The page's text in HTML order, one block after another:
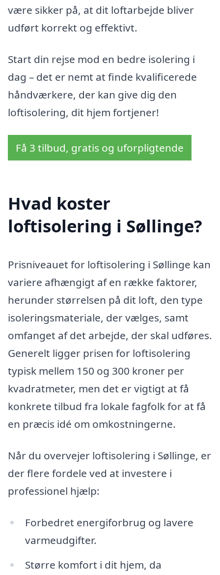
være sikker på, at dit loftarbejde bliver
udført korrekt og effektivt.
Start din rejse mod en bedre isolering i
dag – det er nemt at finde kvalificerede
håndværkere, der kan give dig den
loftisolering, dit hjem fortjener!
Få 3 tilbud, gratis og uforpligtende
Hvad koster
loftisolering i Søllinge?
Prisniveauet for loftisolering i Søllinge kan
variere afhængigt af en række faktorer,
herunder størrelsen på dit loft, den type
isoleringsmateriale, der vælges, samt
omfanget af det arbejde, der skal udføres.
Generelt ligger prisen for loftisolering
typisk mellem 150 og 300 kroner per
kvadratmeter, men det er vigtigt at få
konkrete tilbud fra lokale fagfolk for at få
en præcis idé om omkostningerne.
Når du overvejer loftisolering i Søllinge, er
der flere fordele ved at investere i
professionel hjælp:
Forbedret energiforbrug og lavere
varmeudgifter.
Større komfort i dit hjem, da